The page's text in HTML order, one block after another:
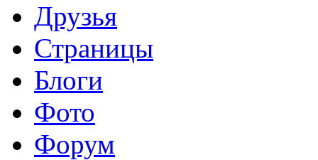
Друзья
Страницы
Блоги
Фото
Форум